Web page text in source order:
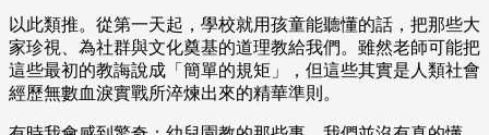
以此類推。從第一天起，學校就用孩童能聽懂的話，把那些大
家珍視、為社群與文化奠基的道理教給我們。雖然老師可能把
這些最初的教誨說成「簡單的規矩」，但這些其實是人類社會
經歷無數血淚實戰所淬煉出來的精華準則。